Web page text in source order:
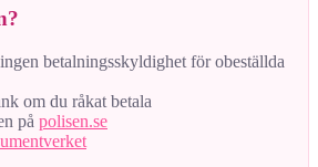
betalningsskyldighet för obeställda
om du råkat betala
på polisen.se